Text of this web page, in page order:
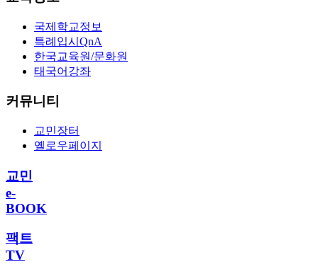
국제학교정보
특례입시QnA
한국교육원/문화원
태국어강좌
커뮤니티
교민장터
옐로우페이지
교민
e-
BOOK
팩트
TV